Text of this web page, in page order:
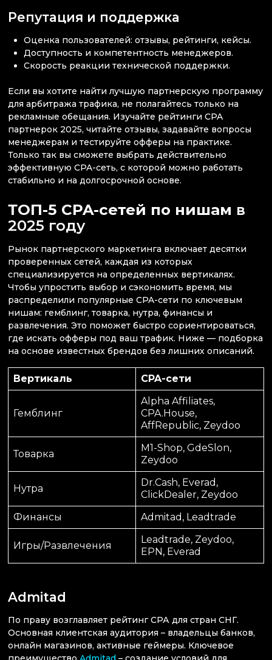
Репутация и поддержка
Оценка пользователей: отзывы, рейтинги, кейсы.
Доступность и компетентность менеджеров.
Скорость реакции технической поддержки.
Если вы хотите найти лучшую партнерскую программу
для арбитража трафика, не полагайтесь только на
рекламные обещания. Изучайте рейтинги CPA
партнерок 2025, читайте отзывы, задавайте вопросы
менеджерам и тестируйте офферы на практике.
Только так вы сможете выбрать действительно
эффективную CPA-сеть, с которой можно работать
стабильно и на долгосрочной основе.
ТОП-5 CPA-сетей по нишам в
2025 году
Рынок партнерского маркетинга включает десятки
проверенных сетей, каждая из которых
специализируется на определенных вертикалях.
Чтобы упростить выбор и сэкономить время, мы
распределили популярные CPA-сети по ключевым
нишам: гемблинг, товарка, нутра, финансы и
развлечения. Это поможет быстро сориентироваться,
где искать офферы под ваш трафик. Ниже — подборка
на основе известных брендов без лишних описаний.
Вертикаль CPA-сети
Гемблинг
Alpha Affiliates,
CPA.House,
AffRepublic, Zeydoo
Товарка
M1-Shop, GdeSlon,
Zeydoo
Нутра
Dr.Cash, Everad,
ClickDealer, Zeydoo
Финансы
Admitad, Leadtrade
Игры/Развлечения
Leadtrade, Zeydoo,
EPN, Everad
Admitad
По праву возглавляет рейтинг СРА для стран СНГ.
Основная клиентская аудитория – владельцы банков,
онлайн магазинов, активные геймеры. Ключевое